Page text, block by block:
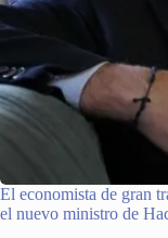
El economista de gran
el nuevo ministro de